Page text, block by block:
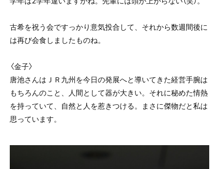
古希を祝う会ですっかり意気投合して、それから数週間後に
は再び会食しましたものね。
〈金子〉
唐池さんはＪＲ九州を今日の発展へと導いてきた経営手腕は
もちろんのこと、人間として器が大きい。それに秘めた情熱
を持っていて、自然と人を惹きつける。まさに傑物だと私は
思っています。